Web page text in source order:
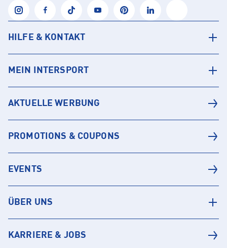
HILFE & KONTAKT
MEIN INTERSPORT
AKTUELLE WERBUNG
PROMOTIONS & COUPONS
EVENTS
ÜBER UNS
KARRIERE & JOBS